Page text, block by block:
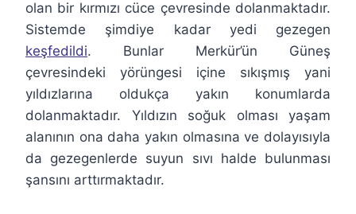
olan bir kırmızı cüce çevresinde dolanmaktadır.
Sistemde şimdiye kadar yedi gezegen
keşfedildi. Bunlar Merkür’ün Güneş
çevresindeki yörüngesi içine sıkışmış yani
yıldızlarına oldukça yakın konumlarda
dolanmaktadır. Yıldızın soğuk olması yaşam
alanının ona daha yakın olmasına ve dolayısıyla
da gezegenlerde suyun sıvı halde bulunması
şansını arttırmaktadır.